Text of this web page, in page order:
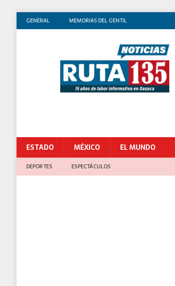
GENERAL MEMORIAS DEL GENTIL
ESTADO MÉXICO EL MUNDO
DEPORTES ESPECTÁCULOS